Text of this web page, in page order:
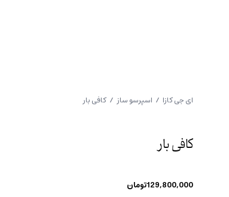
ای جی کازا / اسپرسو ساز / کافی بار
کافی بار
129,800,000تومان